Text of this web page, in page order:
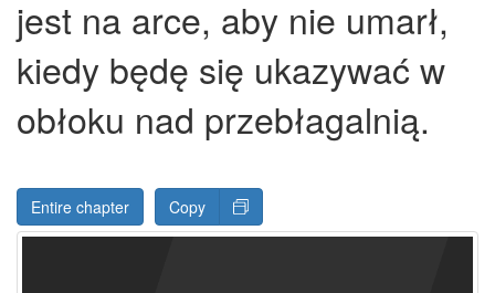
jest na arce, aby nie umarł,
kiedy będę się ukazywać w
obłoku nad przebłagalnią.
Entire chapter Copy